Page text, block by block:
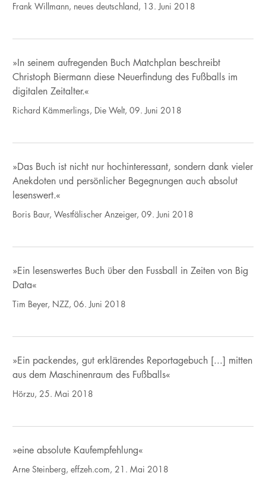
Frank Willmann, neues deutschland, 13. Juni 2018
»In seinem aufregenden Buch Matchplan beschreibt
Christoph Biermann diese Neuerfindung des Fußballs im
digitalen Zeitalter.«
Richard Kämmerlings, Die Welt, 09. Juni 2018
»Das Buch ist nicht nur hochinteressant, sondern dank vieler
Anekdoten und persönlicher Begegnungen auch absolut
lesenswert.«
Boris Baur, Westfälischer Anzeiger, 09. Juni 2018
»Ein lesenswertes Buch über den Fussball in Zeiten von Big
Data«
Tim Beyer, NZZ, 06. Juni 2018
»Ein packendes, gut erklärendes Reportagebuch [...] mitten
aus dem Maschinenraum des Fußballs«
Hörzu, 25. Mai 2018
»eine absolute Kaufempfehlung«
Arne Steinberg, effzeh.com, 21. Mai 2018